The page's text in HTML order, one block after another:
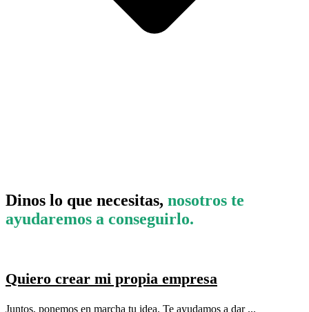
Dinos lo que necesitas, nosotros te
ayudaremos a conseguirlo.
Quiero crear mi propia empresa
Juntos, ponemos en marcha tu idea. Te ayudamos a dar ...